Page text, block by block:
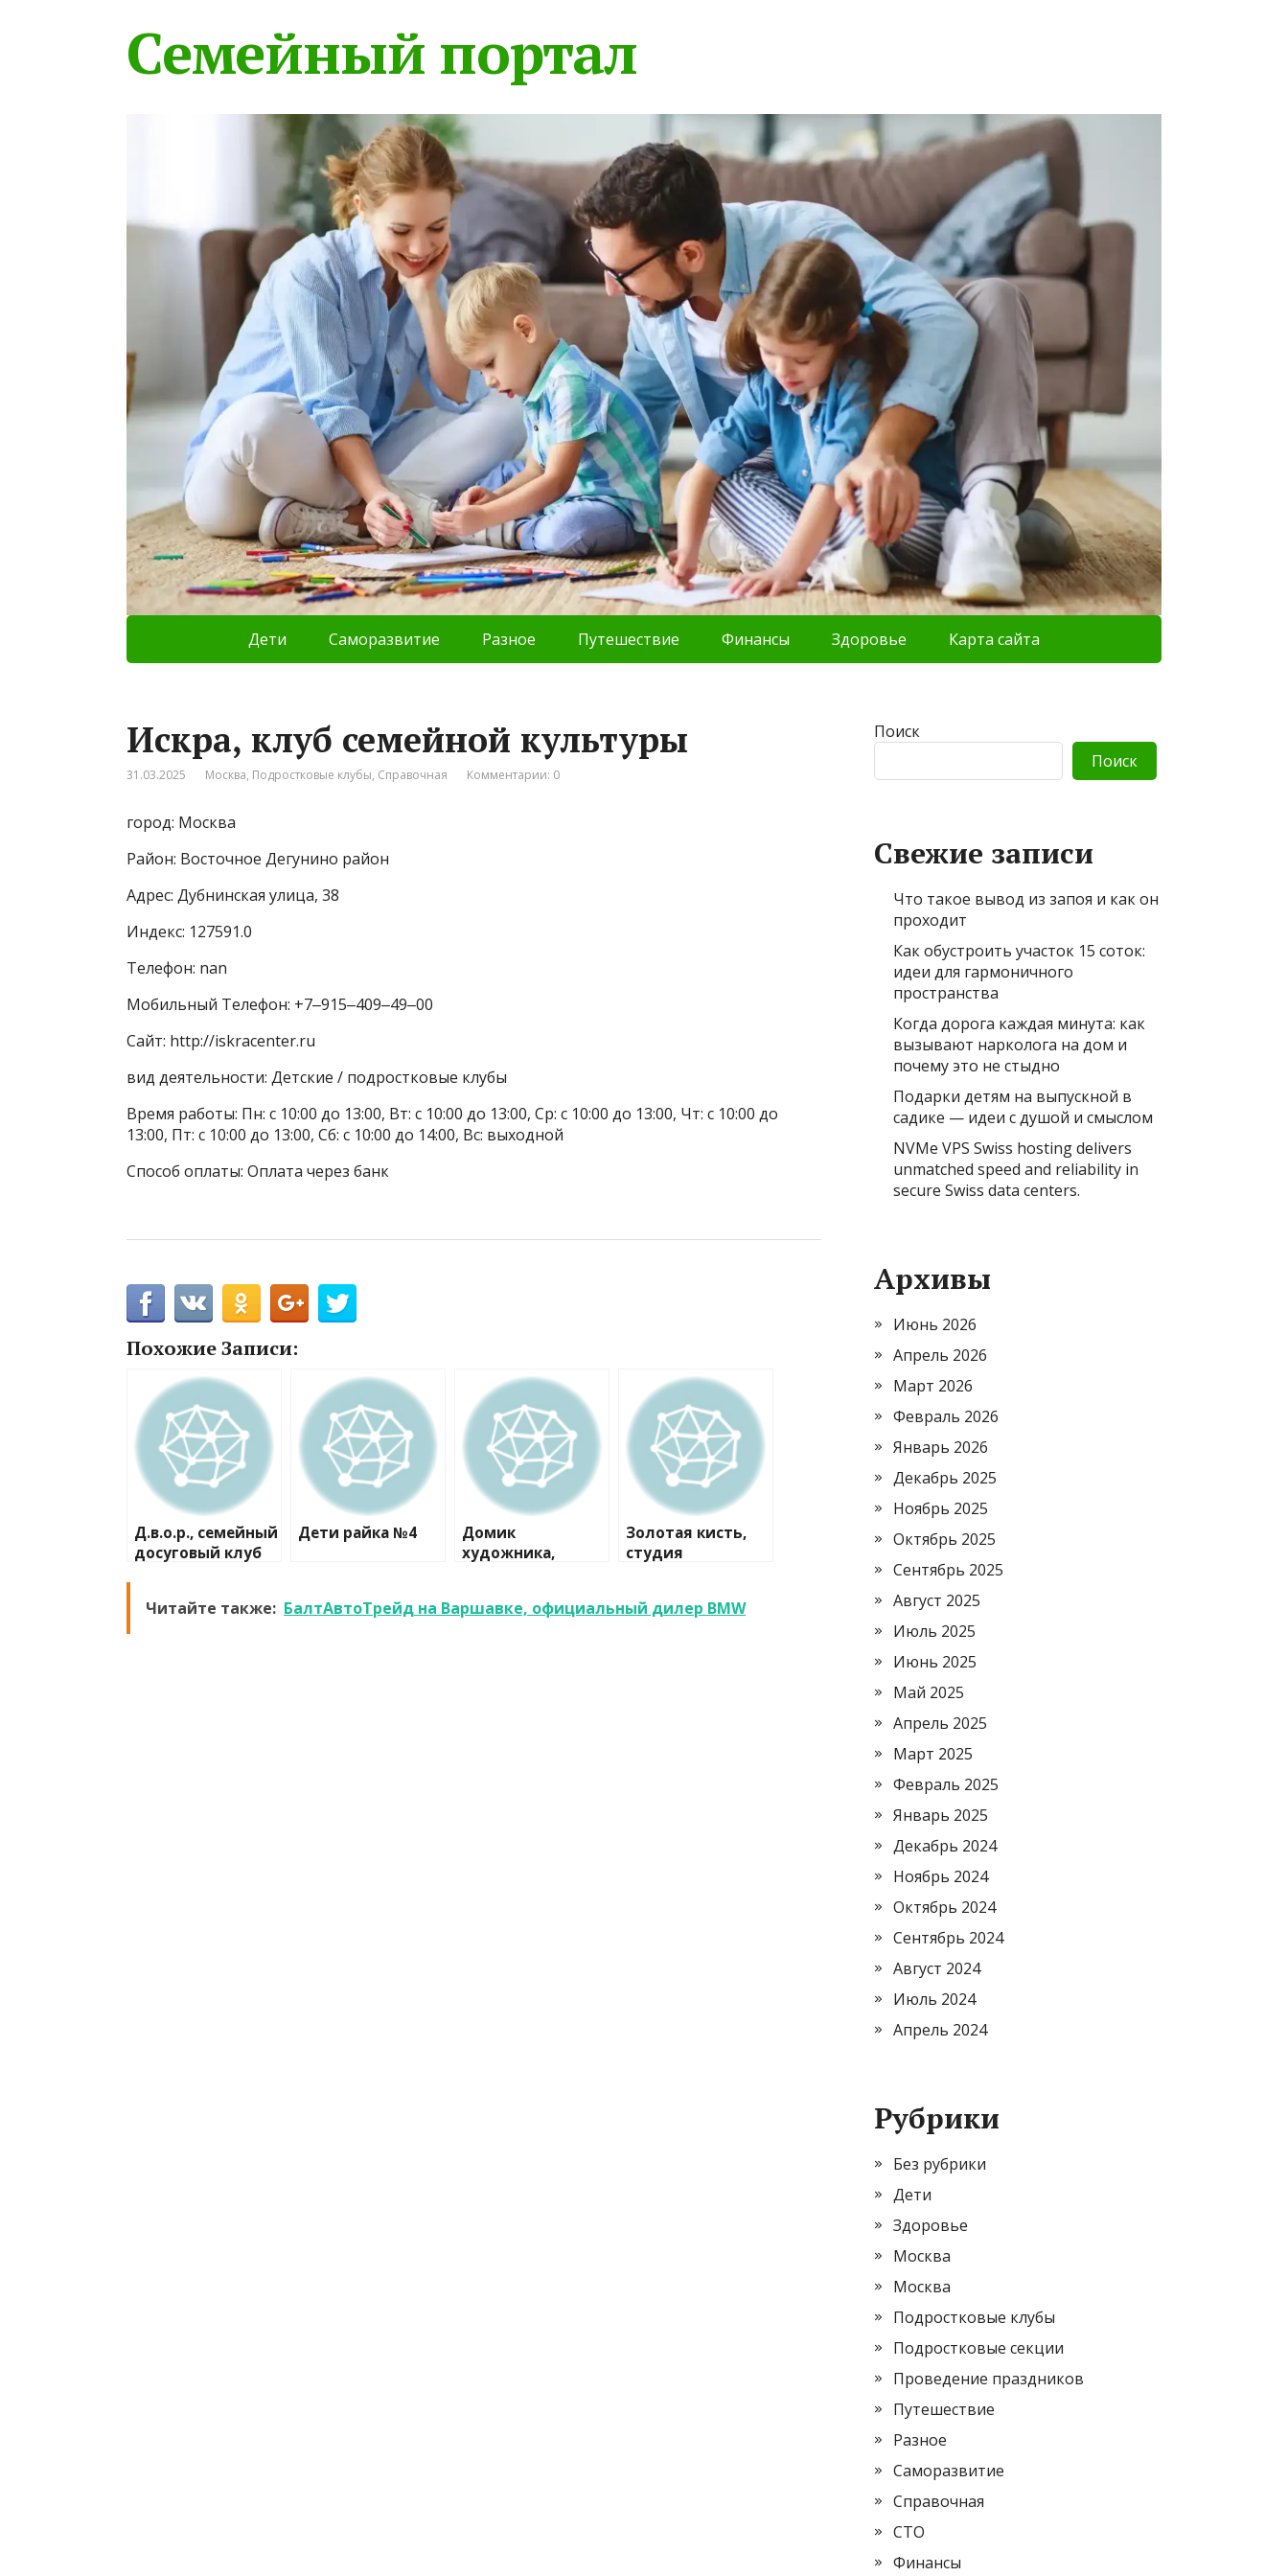
Семейный портал
Дети Саморазвитие Разное Путешествие Финансы Здоровье Карта сайта
Искра, клуб семейной культуры
31.03.2025 Москва, Подростковые клубы, Справочная Комментарии: 0
город: Москва
Район: Восточное Дегунино район
Адрес: Дубнинская улица, 38
Индекс: 127591.0
Телефон: nan
Мобильный Телефон: +7‒915‒409‒49‒00
Сайт: http://iskracenter.ru
вид деятельности: Детские / подростковые клубы
Время работы: Пн: с 10:00 до 13:00, Вт: с 10:00 до 13:00, Ср: с 10:00 до 13:00, Чт: с 10:00 до
13:00, Пт: с 10:00 до 13:00, Сб: с 10:00 до 14:00, Вс: выходной
Способ оплаты: Оплата через банк
Похожие Записи:
Д.в.о.р., семейный
досуговый клуб
Дети райка №4
Домик
художника,
Золотая кисть,
студия
Читайте также: БалтАвтоТрейд на Варшавке, официальный дилер BMW
Поиск
Поиск
Свежие записи
Что такое вывод из запоя и как он
проходит
Как обустроить участок 15 соток:
идеи для гармоничного
пространства
Когда дорога каждая минута: как
вызывают нарколога на дом и
почему это не стыдно
Подарки детям на выпускной в
садике — идеи с душой и смыслом
NVMe VPS Swiss hosting delivers
unmatched speed and reliability in
secure Swiss data centers.
Архивы
Июнь 2026
Апрель 2026
Март 2026
Февраль 2026
Январь 2026
Декабрь 2025
Ноябрь 2025
Октябрь 2025
Сентябрь 2025
Август 2025
Июль 2025
Июнь 2025
Май 2025
Апрель 2025
Март 2025
Февраль 2025
Январь 2025
Декабрь 2024
Ноябрь 2024
Октябрь 2024
Сентябрь 2024
Август 2024
Июль 2024
Апрель 2024
Рубрики
Без рубрики
Дети
Здоровье
Москва
Москва
Подростковые клубы
Подростковые секции
Проведение праздников
Путешествие
Разное
Саморазвитие
Справочная
СТО
Финансы